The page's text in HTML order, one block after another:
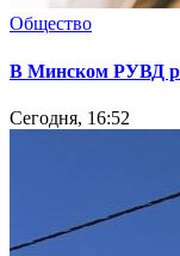
Общество
В Минском РУВД
Сегодня, 16:52